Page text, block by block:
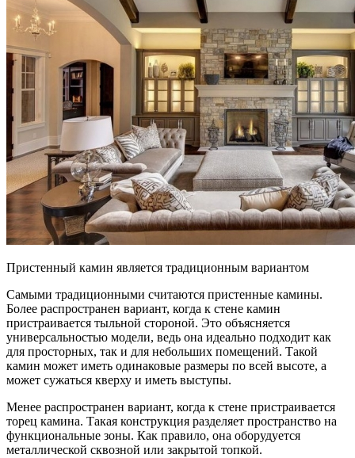
Пристенный камин является традиционным вариантом
Самыми традиционными считаются пристенные камины.
Более распространен вариант, когда к стене камин
пристраивается тыльной стороной. Это объясняется
универсальностью модели, ведь она идеально подходит как
для просторных, так и для небольших помещений. Такой
камин может иметь одинаковые размеры по всей высоте, а
может сужаться кверху и иметь выступы.
Менее распространен вариант, когда к стене пристраивается
торец камина. Такая конструкция разделяет пространство на
функциональные зоны. Как правило, она оборудуется
металлической сквозной или закрытой топкой.